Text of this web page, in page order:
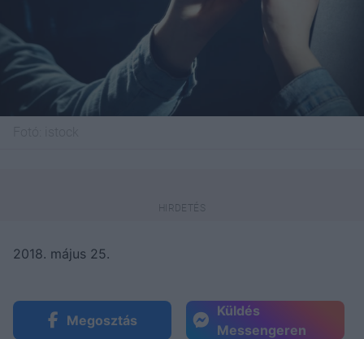
2018. május 25.
Megosztás
Küldés
Messengeren